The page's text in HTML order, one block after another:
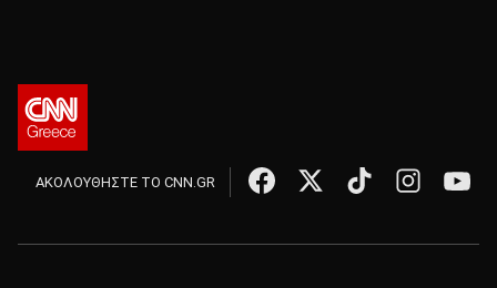
ΑΚΟΛΟΥΘΗΣΤΕ ΤΟ CNN.GR